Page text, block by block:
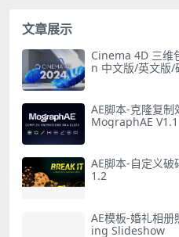
文章展示
Cinema 4D 三维
n 中文版/英文版/
AE脚本-克隆复
MographAE V1.1
AE脚本-自定义
1.2
AE模板-婚礼相
ing Slideshow